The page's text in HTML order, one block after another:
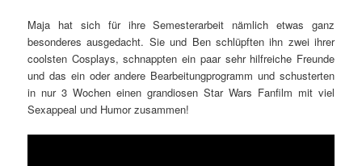
Maja hat sich für ihre Semesterarbeit nämlich etwas ganz
besonderes ausgedacht. Sie und Ben schlüpften ihn zwei ihrer
coolsten Cosplays, schnappten ein paar sehr hilfreiche Freunde
und das ein oder andere Bearbeitungprogramm und schusterten
in nur 3 Wochen einen grandiosen Star Wars Fanfilm mit viel
Sexappeal und Humor zusammen!